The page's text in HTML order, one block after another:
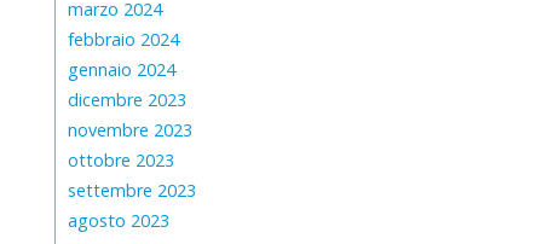
marzo 2024
febbraio 2024
gennaio 2024
dicembre 2023
novembre 2023
ottobre 2023
settembre 2023
agosto 2023